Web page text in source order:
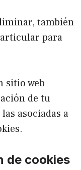
también
para
sitio web
de tu
asociadas a
de cookies